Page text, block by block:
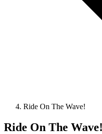
Ride On The Wave!
Ride On The Wave!